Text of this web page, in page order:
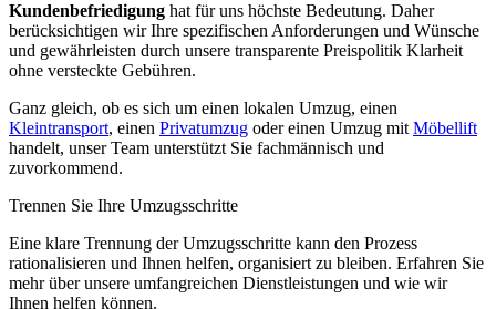
Kundenbefriedigung hat für uns höchste Bedeutung. Daher
berücksichtigen wir Ihre spezifischen Anforderungen und Wünsche
und gewährleisten durch unsere transparente Preispolitik Klarheit
ohne versteckte Gebühren.
Ganz gleich, ob es sich um einen lokalen Umzug, einen
Kleintransport, einen Privatumzug oder einen Umzug mit Möbellift
handelt, unser Team unterstützt Sie fachmännisch und
zuvorkommend.
Trennen Sie Ihre Umzugsschritte
Eine klare Trennung der Umzugsschritte kann den Prozess
rationalisieren und Ihnen helfen, organisiert zu bleiben. Erfahren Sie
mehr über unsere umfangreichen Dienstleistungen und wie wir
Ihnen helfen können.